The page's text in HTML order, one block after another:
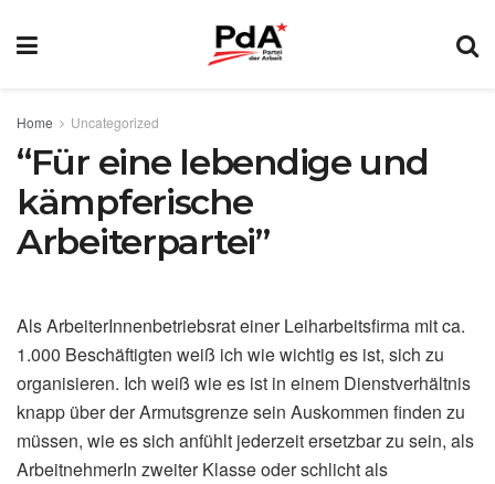
Home Uncategorized
“Für eine lebendige und
kämpferische
Arbeiterpartei”
Als ArbeiterInnenbetriebsrat einer Leiharbeitsfirma mit ca.
1.000 Beschäftigten weiß ich wie wichtig es ist, sich zu
organisieren. Ich weiß wie es ist in einem Dienstverhältnis
knapp über der Armutsgrenze sein Auskommen finden zu
müssen, wie es sich anfühlt jederzeit ersetzbar zu sein, als
ArbeitnehmerIn zweiter Klasse oder schlicht als